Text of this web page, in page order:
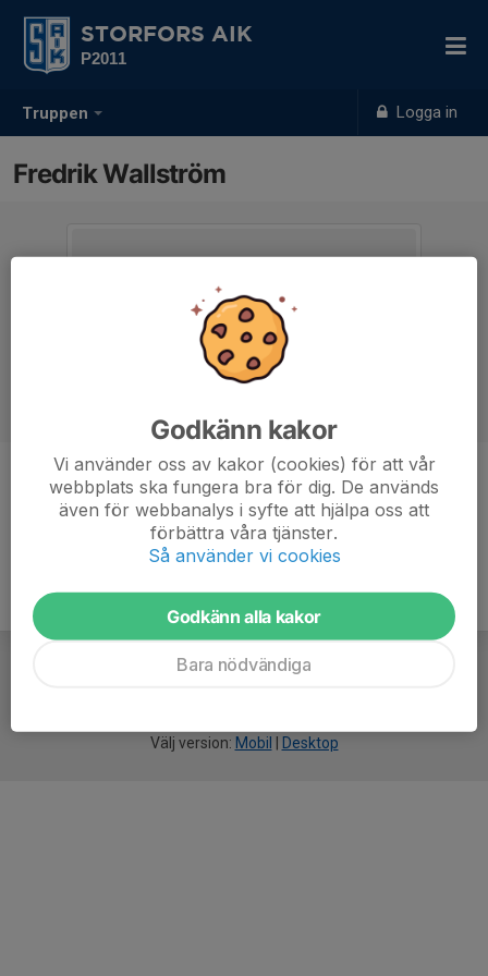
Truppen Logga in
STORFORS AIK
P2011
Fredrik Wallström
Titel Tränare
Välj version: Mobil Desktop
Godkänn kakor
Vi använder oss av kakor (cookies) för att vår
webbplats ska fungera bra för dig. De används
även för webbanalys i syfte att hjälpa oss att
förbättra våra tjänster.
Så använder vi cookies
Godkänn alla kakor
Bara nödvändiga